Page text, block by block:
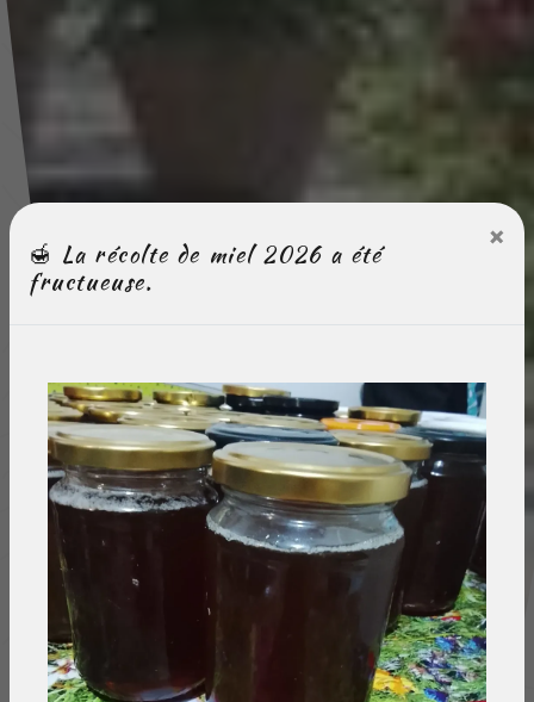
🍯 La récolte de miel 2026 a été
fructueuse.
×